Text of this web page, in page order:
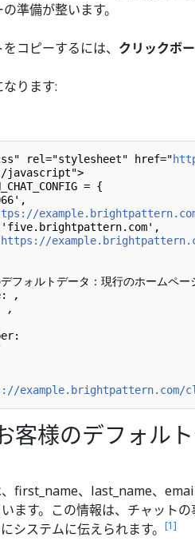
準備が整います。
コピーするには、 クリックボ
ります:
rel="stylesheet" href="
javascript">
= {
https://
ォルトデータ：現行のホームペー
,
,
客様のデフォル
、first_name、last_name、
ます。この情報は、チャット
システムに伝えられます。 [1]